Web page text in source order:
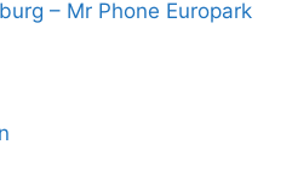
– Mr Phone Europark